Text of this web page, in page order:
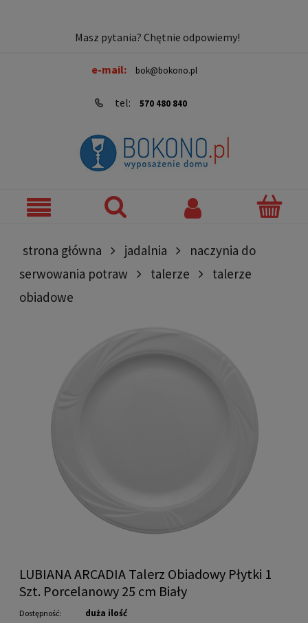
Masz pytania? Chętnie odpowiemy!
e-mail: bok@bokono.pl
tel: 570 480 840
strona główna jadalnia
naczynia do
serwowania potraw
talerze
talerze
obiadowe
LUBIANA ARCADIA Talerz Obiadowy Płytki 1
Szt. Porcelanowy 25 cm Biały
Dostępność: duża ilość